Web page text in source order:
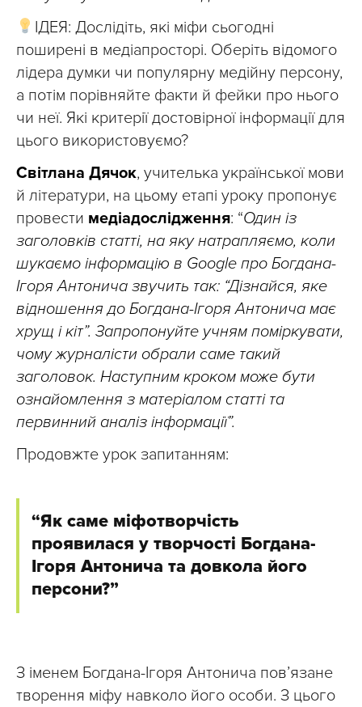
ІДЕЯ: Дослідіть, які міфи сьогодні
поширені в медіапросторі. Оберіть відомого
лідера думки чи популярну медійну персону,
а потім порівняйте факти й фейки про нього
чи неї. Які критерії достовірної інформації для
цього використовуємо?
Світлана Дячок, учителька української мови
й літератури, на цьому етапі уроку пропонує
провести медіадослідження: “Один із
заголовків статті, на яку натрапляємо, коли
шукаємо інформацію в Google про Богдана-
Ігоря Антонича звучить так: “Дізнайся, яке
відношення до Богдана-Ігоря Антонича має
хрущ і кіт”. Запропонуйте учням поміркувати,
чому журналісти обрали саме такий
заголовок. Наступним кроком може бути
ознайомлення з матеріалом статті та
первинний аналіз інформації”.
Продовжте урок запитанням:
“Як саме міфотворчість
проявилася у творчості Богдана-
Ігоря Антонича та довкола його
персони?”
З іменем Богдана-Ігоря Антонича пов’язане
творення міфу навколо його особи. З цього